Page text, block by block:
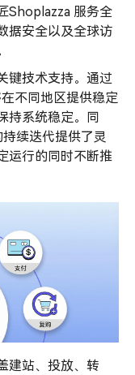
Shoplazza 服务全
据安全以及全球访
键技术支持。通过
不同地区提供稳定
持系统稳定。同
续迭代提供了灵
运行的同时不断推
建站、投放、转